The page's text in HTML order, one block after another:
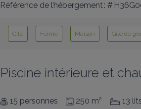
Référence de l’hébergement : #
Gîte Ferme Maison Gîte de
Piscine intérieure et
15 personnes 250 m² 13